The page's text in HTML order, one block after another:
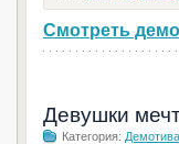
Смотреть
Девушки
Категория: